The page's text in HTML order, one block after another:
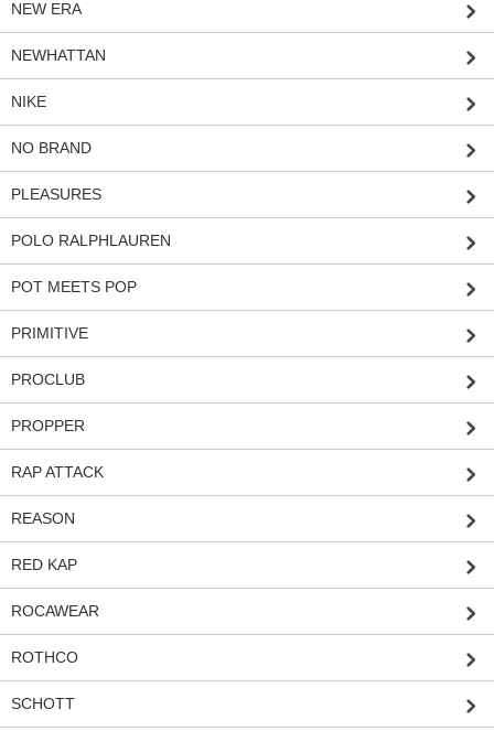
NEW ERA
NEWHATTAN
NIKE
NO BRAND
PLEASURES
POLO RALPHLAUREN
POT MEETS POP
PRIMITIVE
PROCLUB
PROPPER
RAP ATTACK
REASON
RED KAP
ROCAWEAR
ROTHCO
SCHOTT